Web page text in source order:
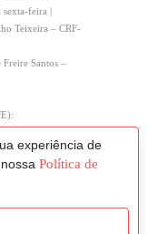
sexta-feira |
Teixeira – CRF-
Freire Santos –
sofrer alterações
experiência de
Política de